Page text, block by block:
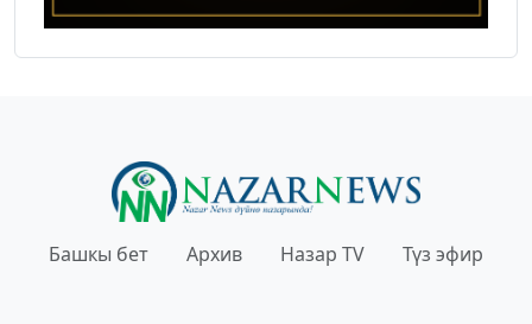
Башкы бет Архив Назар TV Түз эфир